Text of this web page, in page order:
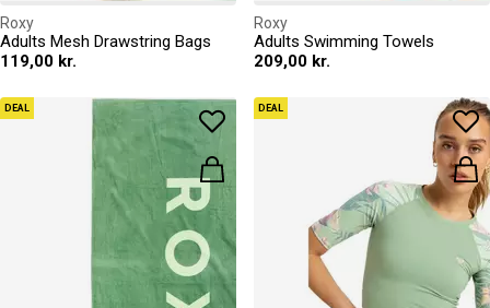
Roxy
Adults Mesh Drawstring Bags
119,00 kr.
Roxy
Adults Swimming Towels
209,00 kr.
DEAL DEAL